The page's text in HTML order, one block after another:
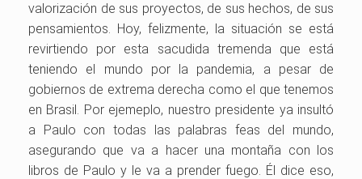
valorización de sus proyectos, de sus hechos, de sus
pensamientos. Hoy, felizmente, la situación se está
revirtiendo por esta sacudida tremenda que está
teniendo el mundo por la pandemia, a pesar de
gobiernos de extrema derecha como el que tenemos
en Brasil. Por ejemeplo, nuestro presidente ya insultó
a Paulo con todas las palabras feas del mundo,
asegurando que va a hacer una montaña con los
libros de Paulo y le va a prender fuego. Él dice eso,